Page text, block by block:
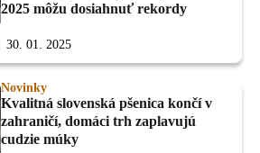
2025 môžu dosiahnuť rekordy
30. 01. 2025
Novinky
Kvalitná slovenská pšenica končí v
zahraničí, domáci trh zaplavujú
cudzie múky